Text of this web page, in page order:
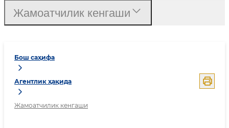
Бош саҳифа
Агентлик ҳақида
Жамоатчилик кенгаши
Жамоатчилик кенгаши